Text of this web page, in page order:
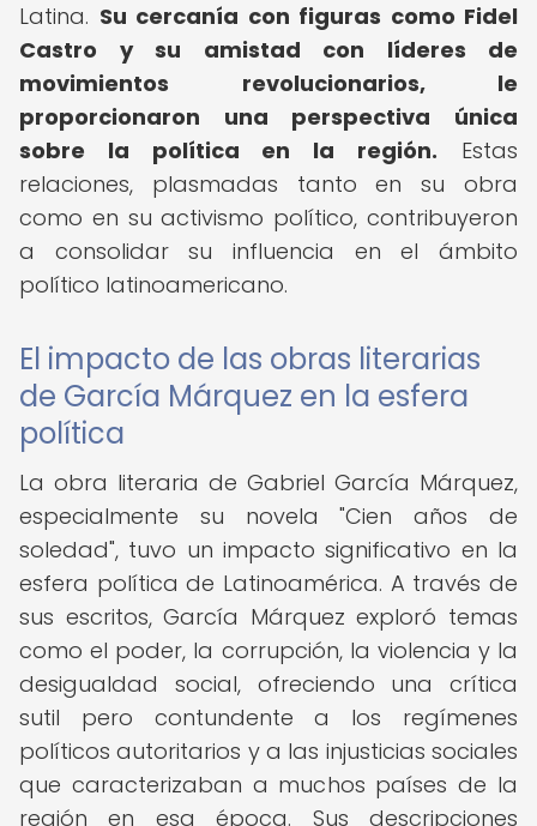
Latina. Su cercanía con figuras como Fidel
Castro y su amistad con líderes de
movimientos revolucionarios, le
proporcionaron una perspectiva única
sobre la política en la región. Estas
relaciones, plasmadas tanto en su obra
como en su activismo político, contribuyeron
a consolidar su influencia en el ámbito
político latinoamericano.
El impacto de las obras literarias
de García Márquez en la esfera
política
La obra literaria de Gabriel García Márquez,
especialmente su novela "Cien años de
soledad", tuvo un impacto significativo en la
esfera política de Latinoamérica. A través de
sus escritos, García Márquez exploró temas
como el poder, la corrupción, la violencia y la
desigualdad social, ofreciendo una crítica
sutil pero contundente a los regímenes
políticos autoritarios y a las injusticias sociales
que caracterizaban a muchos países de la
región en esa época. Sus descripciones